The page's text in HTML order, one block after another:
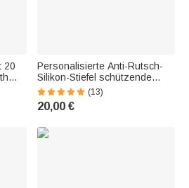
20
Gift
Personalisierte Anti-Rutsch-
Silikon-Stiefel schützende
Becher Flasche Stoßstange
mit Namen für 20oz bis 40oz
Stanley Becher Zubehör
(13)
20,00 €